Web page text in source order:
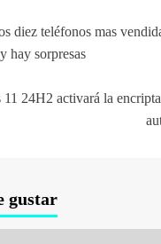
diez teléfonos mas
hay sorpresas
24H2 activará la
gustar